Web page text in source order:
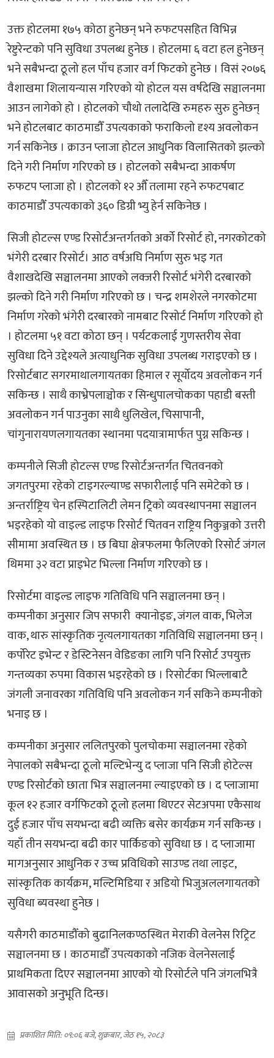
उक्त होटलमा १७५ कोठा हुनेछन् भने रुफटपसहित विभिन्न
रेष्टुरेन्टको पनि सुविधा उपलब्ध हुनेछ । होटलमा ६ वटा हल हुनेछन्
भने सबैभन्दा ठूलो हल पाँच हजार वर्ग फिटको हुनेछ । विसं २०७६
वैशाखमा शिलायन्यास गरिएको यो होटल यस वर्षदेखि सञ्चालनमा
आउन लागेको हो । होटलको चौथो तलादेखि रुमहरु सुरु हुनेछन्
भने होटलबाट काठमाडौँ उपत्यकाको फराकिलो दृश्य अवलोकन
गर्न सकिनेछ । क्राउन प्लाजा होटल आधुनिक विलासितको झल्को
दिने गरी निर्माण गरिएको छ । होटलको सबैभन्दा आकर्षण
रुफटप प्लाजा हो । होटलको १२ औँ तलामा रहने रुफटपबाट
काठमाडौँ उपत्यकाको ३६० डिग्री भ्यु हेर्न सकिनेछ ।
सिजी होटल्स एण्ड रिसोर्टअन्तर्गतको अर्को रिसोर्ट हो, नगरकोटको
भंगेरी दरबार रिसोर्ट। आठ वर्षअघि निर्माण सुरु भइ गत
वैशाखदेखि सञ्चालनमा आएको लक्जरी रिसोर्ट भंगेरी दरबारको
झल्को दिने गरी निर्माण गरिएको छ । चन्द्र शमशेरले नगरकोटमा
निर्माण गरेको भंगेरी दरबारको नामबाट रिसोर्ट निर्माण गरिएको हो
। होटलमा ५१ वटा कोठा छन् । पर्यटकलाई गुणस्तरीय सेवा
सुविधा दिने उद्देश्यले अत्याधुनिक सुविधा उपलब्ध गराइएको छ ।
रिसोर्टबाट सगरमाथालगायतका हिमाल र सूर्योदय अवलोकन गर्न
सकिन्छ । साथै काभ्रेपलाञ्चोक र सिन्धुपालचोकका पहाडी बस्ती
अवलोकन गर्न पाउनुका साथै धुलिखेल, चिसापानी,
चांगुनारायणलगायतका स्थानमा पदयात्रामार्फत पुग्न सकिन्छ ।
कम्पनीले सिजी होटल्स एण्ड रिसोर्टअन्तर्गत चितवनको
जगतपुरमा रहेको टाइगरल्याण्ड सफारीलाई पनि समेटेको छ ।
अन्तर्राष्ट्रिय चेन हस्पिटालिटी लेमन ट्रिको व्यवस्थापनमा सञ्चालन
भइरहेको यो वाइल्ड लाइफ रिसोर्ट चितवन राष्ट्रिय निकुञ्जको उत्तरी
सीमामा अवस्थित छ । छ बिघा क्षेत्रफलमा फैलिएको रिसोर्ट जंगल
थिममा ३२ वटा प्राइभेट भिल्ला निर्माण गरिएको छ ।
रिसोर्टमा वाइल्ड लाइफ गतिविधि पनि सञ्चालनमा छन् ।
कम्पनीका अनुसार जिप सफारी क्यानोइङ, जंगल वाक, भिलेज
वाक, थारु सांस्कृतिक नृत्यलगायतका गतिविधि सञ्चालनमा छन् ।
कर्पोरेट इभेन्ट र डेस्टिनेसन वेडिङका लागि पनि रिसोर्ट उपयुक्त
गन्तव्यका रुपमा विकास भइरहेको छ । रिसोर्टका भिल्लाबाटै
जंगली जनावरका गतिविधि पनि अवलोकन गर्न सकिने कम्पनीको
भनाइ छ ।
कम्पनीका अनुसार ललितपुरको पुलचोकमा सञ्चालनमा रहेको
नेपालको सबैभन्दा ठूलो मल्टिभेन्यु द प्लाजा पनि सिजी होटेल्स
एण्ड रिसोर्टको छाता भित्र सञ्चालनमा ल्याइएको छ । द प्लाजामा
कूल १२ हजार वर्गफिटको ठूलो हलमा थिएटर सेटअपमा एकैसाथ
दुई हजार पाँच सयभन्दा बढी व्यक्ति बसेर कार्यक्रम गर्न सकिन्छ ।
यहाँ तीन सयभन्दा बढी कार पार्किङको सुविधा छ । द प्लाजामा
मागअनुसार आधुनिक र उच्च प्रविधिको साउण्ड तथा लाइट,
सांस्कृतिक कार्यक्रम, मल्टिमिडिया र अडियो भिजुअललगायतको
सुविधा ब्यवस्था हुनेछ ।
यसैगरी काठमाडौँको बुढानिलकण्ठस्थित मेराकी वेलनेस रिट्रिट
सञ्चालनमा छ । काठमाडौँ उपत्यकाको नजिक वेलनेसलाई
प्राथमिकता दिएर सञ्चालनमा आएको यो रिसोर्टले पनि जंगलभित्रै
आवासको अनुभूति दिन्छ।
प्रकाशित मिति: ०९:०६ बजे, शुक्रबार, जेठ १५, २०८३